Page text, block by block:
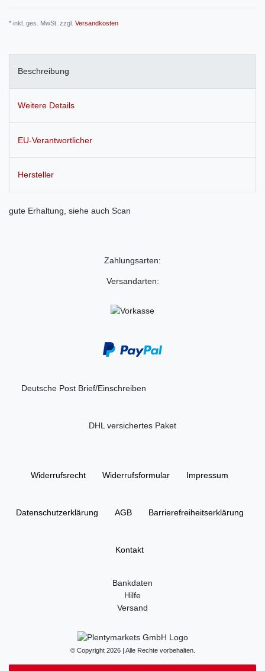
* inkl. ges. MwSt. zzgl. Versandkosten
Beschreibung
Weitere Details
EU-Verantwortlicher
Hersteller
gute Erhaltung, siehe auch Scan
Zahlungsarten:
Versandarten:
Deutsche Post Brief/Einschreiben
DHL versichertes Paket
Widerrufs­recht Widerrufs­formular Impressum
Daten­schutz­erklärung AGB Barrierefreiheitserklärung
Kontakt
Bankdaten
Hilfe
Versand
© Copyright 2026 | Alle Rechte vorbehalten.